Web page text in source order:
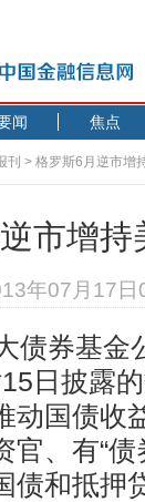
闻 焦点
刊 > 格罗斯6月逆市增
市增持
年07月17日
债券基金
日披露
动国债收
官、有“
债和抵押